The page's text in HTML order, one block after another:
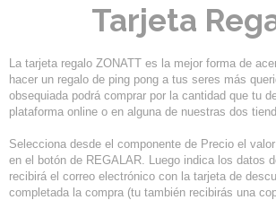
Tarjeta
La tarjeta regalo ZONATT es la mejor forma de
hacer un regalo de ping pong a tus seres más
obsequiada podrá comprar por la cantidad que tu
plataforma online o en alguna de nuestras dos
Selecciona desde el componente de Precio el
en el botón de REGALAR. Luego indica los datos
recibirá el correo electrónico con la tarjeta de
completada la compra (tu también recibirás una